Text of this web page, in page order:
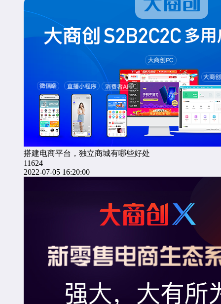
搭建电商平台，独立商城有哪些好处
11624
2022-07-05 16:20:00